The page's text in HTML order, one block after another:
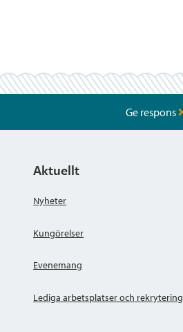
Ge respons
Aktuellt
Nyheter
Kungörelser
Evenemang
Lediga arbetsplatser och rekrytering